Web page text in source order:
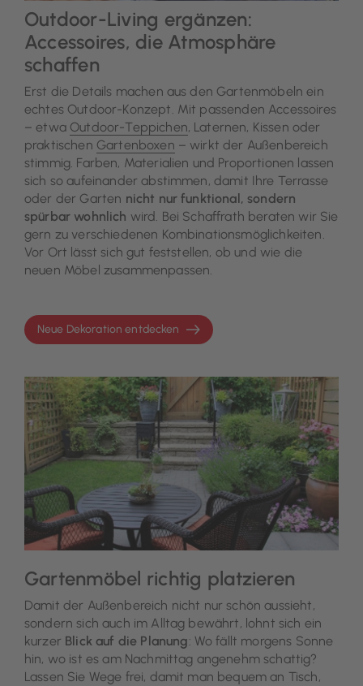
Outdoor-Living ergänzen:
Accessoires, die Atmosphäre
schaffen
Erst die Details machen aus den Gartenmöbeln ein
echtes Outdoor-Konzept. Mit passenden Accessoires
– etwa Outdoor-Teppichen, Laternen, Kissen oder
praktischen Gartenboxen – wirkt der Außenbereich
stimmig. Farben, Materialien und Proportionen lassen
sich so aufeinander abstimmen, damit Ihre Terrasse
oder der Garten nicht nur funktional, sondern
spürbar wohnlich wird. Bei Schaffrath beraten wir Sie
gern zu verschiedenen Kombinationsmöglichkeiten.
Vor Ort lässt sich gut feststellen, ob und wie die
neuen Möbel zusammenpassen.
Neue Dekoration entdecken
Gartenmöbel richtig platzieren
Damit der Außenbereich nicht nur schön aussieht,
sondern sich auch im Alltag bewährt, lohnt sich ein
kurzer Blick auf die Planung: Wo fällt morgens Sonne
hin, wo ist es am Nachmittag angenehm schattig?
Lassen Sie Wege frei, damit man bequem an Tisch,